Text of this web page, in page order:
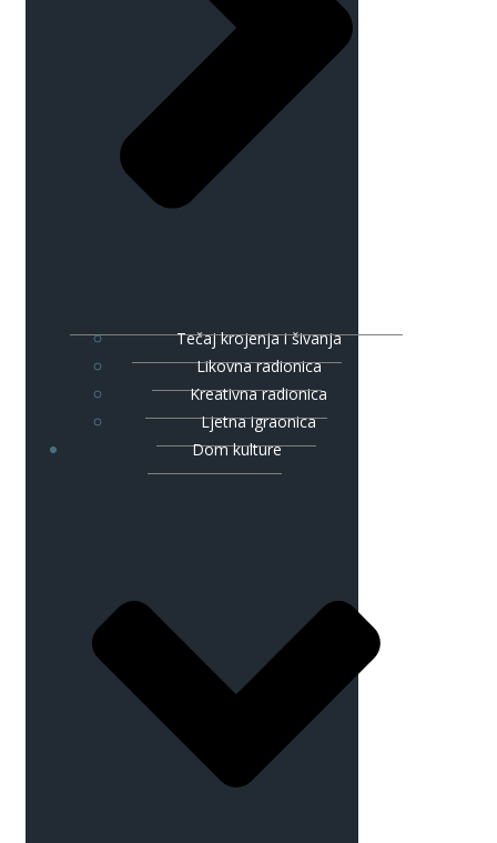
Tečaj krojenja i šivanja
Likovna radionica
Kreativna radionica
Ljetna igraonica
Dom kulture